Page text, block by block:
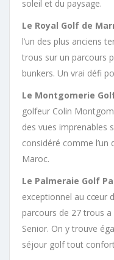
soleil et du paysage.
Le Royal Golf de
l’un des plus anciens
trous sur un parcours
bunkers. Un vrai défi
Le Montgomerie
golfeur Colin
des vues imprenables
considéré comme
Maroc.
Le Palmeraie Golf
exceptionnel au cœur
parcours de 27 trous
Senior. On y trouve
séjour golf tout